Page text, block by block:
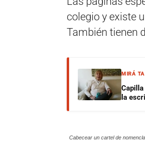
colegio y existe
También tienen
MIRÁ
la
Cabecear un cartel de